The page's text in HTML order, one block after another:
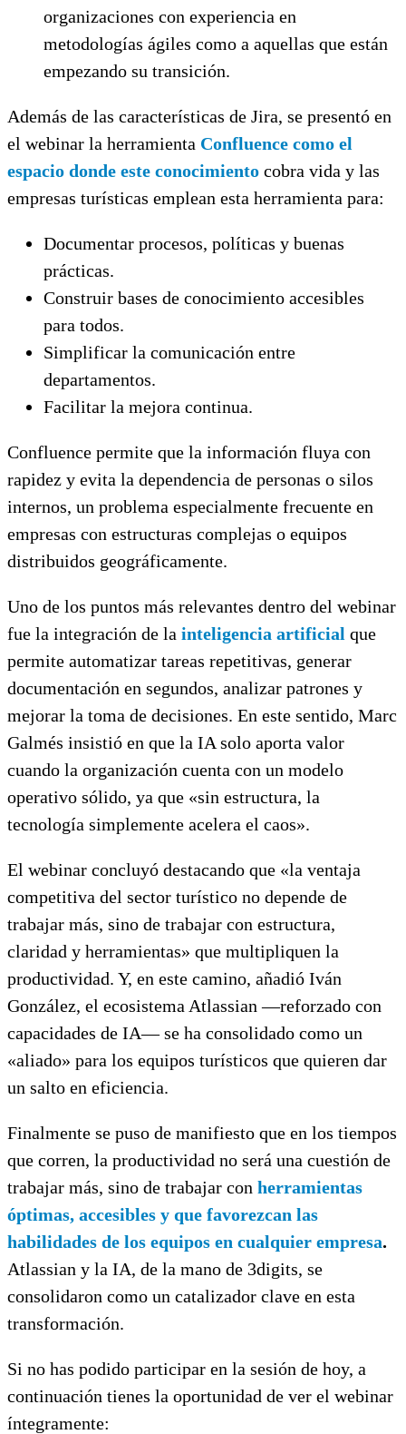
organizaciones con experiencia en
metodologías ágiles como a aquellas que están
empezando su transición.
Además de las características de Jira, se presentó en
el webinar la herramienta Confluence como el
espacio donde este conocimiento cobra vida y las
empresas turísticas emplean esta herramienta para:
Documentar procesos, políticas y buenas
prácticas.
Construir bases de conocimiento accesibles
para todos.
Simplificar la comunicación entre
departamentos.
Facilitar la mejora continua.
Confluence permite que la información fluya con
rapidez y evita la dependencia de personas o silos
internos, un problema especialmente frecuente en
empresas con estructuras complejas o equipos
distribuidos geográficamente.
Uno de los puntos más relevantes dentro del webinar
fue la integración de la inteligencia artificial que
permite automatizar tareas repetitivas, generar
documentación en segundos, analizar patrones y
mejorar la toma de decisiones. En este sentido, Marc
Galmés insistió en que la IA solo aporta valor
cuando la organización cuenta con un modelo
operativo sólido, ya que «sin estructura, la
tecnología simplemente acelera el caos».
El webinar concluyó destacando que «la ventaja
competitiva del sector turístico no depende de
trabajar más, sino de trabajar con estructura,
claridad y herramientas» que multipliquen la
productividad. Y, en este camino, añadió Iván
González, el ecosistema Atlassian —reforzado con
capacidades de IA— se ha consolidado como un
«aliado» para los equipos turísticos que quieren dar
un salto en eficiencia.
Finalmente se puso de manifiesto que en los tiempos
que corren, la productividad no será una cuestión de
trabajar más, sino de trabajar con herramientas
óptimas, accesibles y que favorezcan las
habilidades de los equipos en cualquier empresa.
Atlassian y la IA, de la mano de 3digits, se
consolidaron como un catalizador clave en esta
transformación.
Si no has podido participar en la sesión de hoy, a
continuación tienes la oportunidad de ver el webinar
íntegramente: